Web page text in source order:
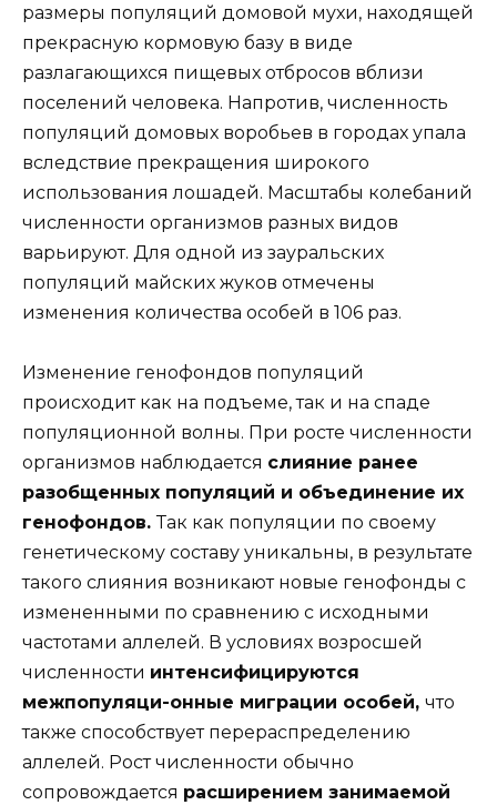
размеры популяций домовой мухи, находящей
прекрасную кормовую базу в виде
разлагающихся пищевых отбросов вблизи
поселений человека. Напротив, численность
популяций домовых воробьев в городах упала
вследствие прекращения широкого
использования лошадей. Масштабы колебаний
численности организмов разных видов
варьируют. Для одной из зауральских
популяций майских жуков отмечены
изменения количества особей в 106 раз.
Изменение генофондов популяций
происходит как на подъеме, так и на спаде
популяционной волны. При росте численности
организмов наблюдается слияние ранее
разобщенных популяций и объединение их
генофондов.Так как популяции по своему
генетическому составу уникальны, в результате
такого слияния возникают новые генофонды с
измененными по сравнению с исходными
частотами аллелей. В условиях возросшей
численности интенсифицируются
межпопуляци-онные миграции особей, что
также способствует перераспределению
аллелей. Рост численности обычно
сопровождается расширением занимаемой